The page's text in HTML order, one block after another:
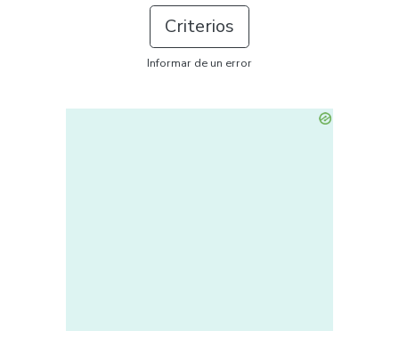
Criterios
Informar de un error